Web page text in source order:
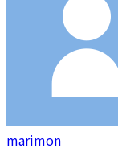
marimon